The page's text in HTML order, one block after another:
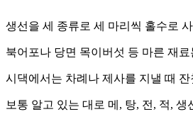
생선을 세 종류로 세 마리씩 홀수로
북어포나 당면 목이버섯 등 마른 재
시댁에서는 차례나 제사를 지낼 때
보통 알고 있는 대로 메, 탕, 전, 적,